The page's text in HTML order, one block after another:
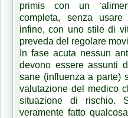
primis con un
completa, senza
infine, con uno stile di
preveda del regolare
In fase acuta nessun
devono essere assunti
sane (influenza a parte)
valutazione del medico
situazione di rischio.
veramente fatto